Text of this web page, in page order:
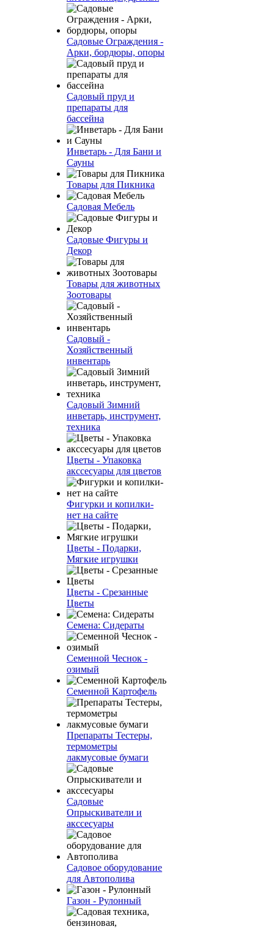
Садовые Ограждения -
Арки, бордюры, опоры
Садовый пруд и
препараты для
бассейна
Инветарь - Для Бани и
Сауны
Товары для Пикника
Садовая Мебель
Садовые Фигуры и
Декор
Товары для животных
Зоотовары
Садовый -
Хозяйственный
инвентарь
Садовый Зимний
инветарь, инструмент,
техника
Цветы - Упаковка
акссесуары для цветов
Фигурки и копилки-
нет на сайте
Цветы - Подарки,
Мягкие игрушки
Цветы - Срезанные
Цветы
Семена: Сидераты
Семенной Чеснок -
озимый
Семенной Картофель
Препараты Тестеры,
термометры
лакмусовые бумаги
Садовые
Опрыскиватели и
акссесуары
Садовое оборудование
для Автополива
Газон - Рулонный